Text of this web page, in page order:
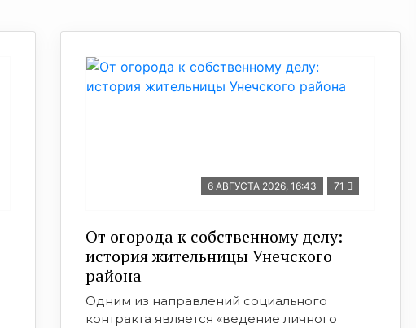
6 АВГУСТА 2026, 16:43 71
От огорода к собственному делу:
история жительницы Унечского
района
Одним из направлений социального
контракта является «ведение личного